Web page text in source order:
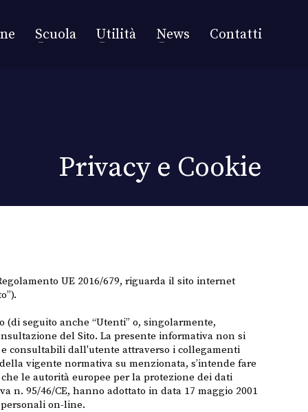
Scuola Utilità News Contatti
Privacy e Cookie
UE 2016/679, riguarda il sito internet
(di seguito anche “Utenti” o, singolarmente,
del Sito. La presente informativa non si
consultabili dall'utente attraverso i collegamenti
vigente normativa su menzionata, s’intende fare
le autorità europee per la protezione dei dati
n. 95/46/CE, hanno adottato in data 17 maggio 2001
on-line.